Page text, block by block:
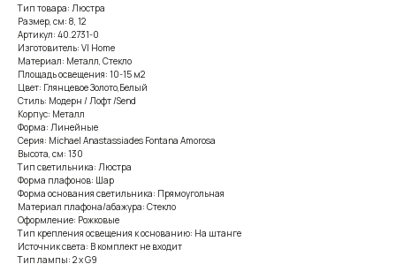
Тип товара: Люстра
Размер, см: 8, 12
Артикул: 40.2731-0
Изготовитель: VI Home
Материал: Металл, Стекло
Площадь освещения: 10-15 м2
Цвет: Глянцевое Золото,Белый
Стиль: Модерн / Лофт /Send
Корпус: Металл
Форма: Линейные
Серия: Michael Anastassiades Fontana Amorosa
Высота, см: 130
Тип светильника: Люстра
Форма плафонов: Шар
Форма основания светильника: Прямоугольная
Материал плафона/абажура: Стекло
Оформление: Рожковые
Тип крепления освещения к основанию: На штанге
Источник света: В комплект не входит
Тип лампы: 2 x G9